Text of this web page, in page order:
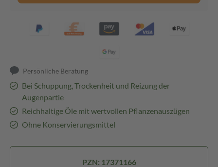
Persönliche Beratung
Bei Schuppung, Trockenheit und Reizung der
Augenpartie
Reichhaltige Öle mit wertvollen Pflanzenauszügen
Ohne Konservierungsmittel
PZN: 17371166